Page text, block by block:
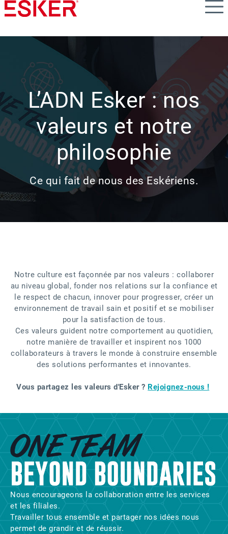
Skip
to
content
L’ADN Esker : nos
valeurs et notre
philosophie
Ce qui fait de nous des Eskériens.
Notre culture est façonnée par nos valeurs : collaborer
au niveau global, fonder nos relations sur la confiance et
le respect de chacun, innover pour progresser, créer un
environnement de travail sain et positif et se mobiliser
pour la satisfaction de tous.
Ces valeurs guident notre comportement au quotidien,
notre manière de travailler et inspirent nos 1000
collaborateurs à travers le monde à construire ensemble
des solutions performantes et innovantes.
Vous partagez les valeurs d'Esker ? Rejoignez-nous !
Nous encourageons la collaboration entre les services
et les filiales.
Travailler tous ensemble et partager nos idées nous
permet de grandir et de réussir.